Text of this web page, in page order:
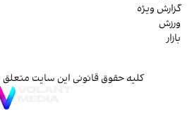
گزارش ویژه
ورزش
بازار
کلیه حقوق قانونی این سایت